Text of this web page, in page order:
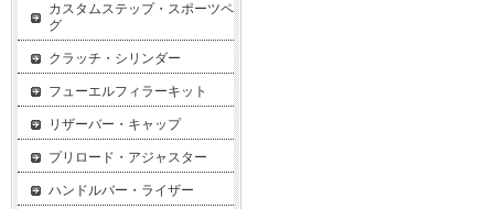
カスタムステップ・スポーツペ
グ
クラッチ・シリンダー
フューエルフィラーキット
リザーバー・キャップ
プリロード・アジャスター
ハンドルバー・ライザー